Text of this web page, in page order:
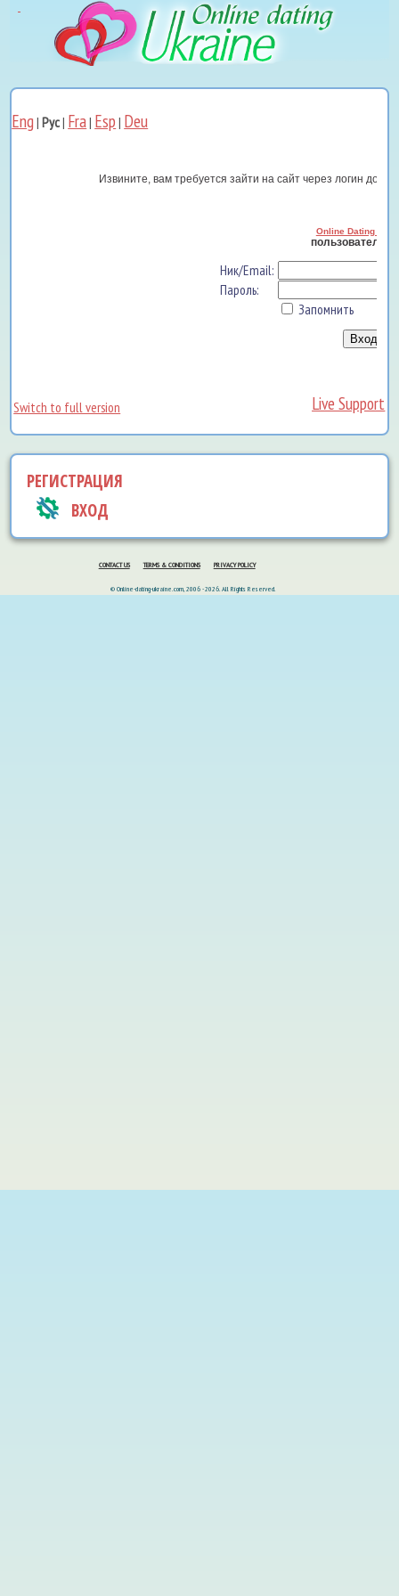
Eng |Рус| Fra| Esp | Deu
Извините, вам требуется зайти на сайт через логин до
Online Dating
пользователь
Ник/Email:
Пароль:
Запомнить
Switch to full version Live Support
РЕГИСТРАЦИЯ
ВХОД
CONTACT US TERMS & CONDITIONS PRIVACY POLICY
© Online-dating-ukraine.com, 2006 - 2026. All Rights Reserved.